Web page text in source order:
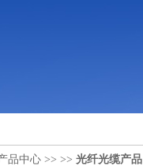
品中心 >> >> 光纤光缆产品